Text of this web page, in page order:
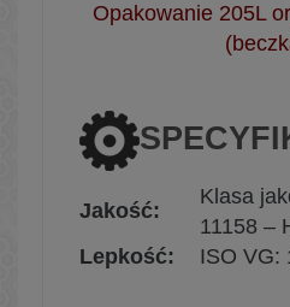
Opakowanie 205L
Jakość:
Klasa
11158 –
Lepkość:
ISO VG: